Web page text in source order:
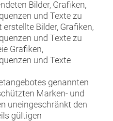
Bilder, Grafiken,
und Texte zu
Bilder, Grafiken,
und Texte zu
Grafiken,
und Texte
genannten
Marken- und
uneingeschränkt den
gültigen